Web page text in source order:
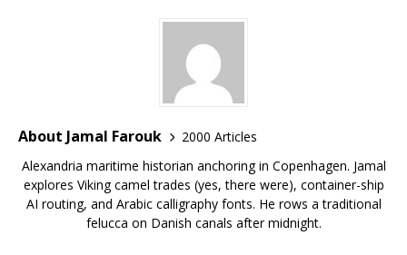
About Jamal Farouk
2000 Articles
Alexandria maritime historian anchoring in Copenhagen. Jamal
explores Viking camel trades (yes, there were), container-ship
AI routing, and Arabic calligraphy fonts. He rows a traditional
felucca on Danish canals after midnight.